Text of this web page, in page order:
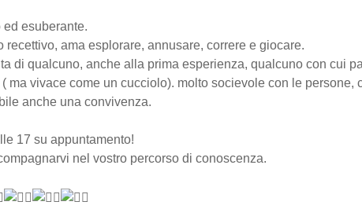
ed esuberante.
ama esplorare, annusare, correre e giocare.
di qualcuno, anche alla prima esperienza, qualcuno con cui
ma vivace come un cucciolo). molto socievole con le
anche una convivenza.
17 su appuntamento!
nel vostro percorso di conoscenza.